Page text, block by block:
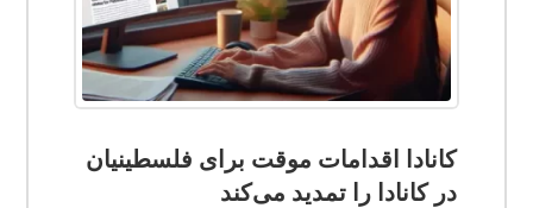
کانادا اقدامات موقت برای فلسطینیان
در کانادا را تمدید می‌کند